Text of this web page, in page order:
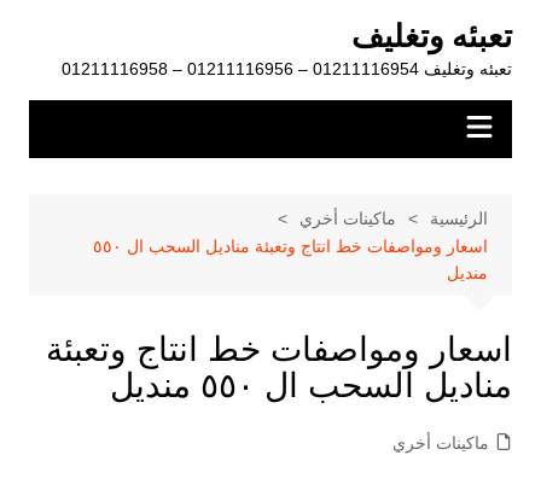
المحتوى
تعبئه وتغليف
تعبئه وتغليف 01211116954 – 01211116956 – 01211116958
الرئيسية
ماكينات أخري
اسعار ومواصفات خط انتاج وتعبئة مناديل السحب ال ٥٥٠
منديل
اسعار ومواصفات خط انتاج وتعبئة
مناديل السحب ال ٥٥٠ منديل
ماكينات أخري